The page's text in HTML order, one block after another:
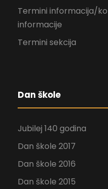
Termini informacija/
informacije
Termini sekcija
Dan škole
Jubilej 140 godina
Dan škole 2017
Dan škole 2016
Dan škole 2015